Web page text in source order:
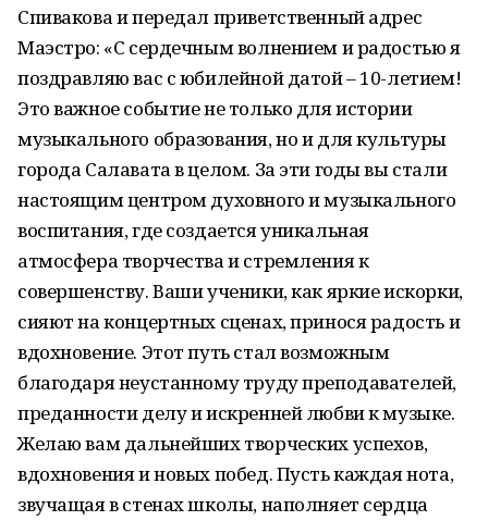
Спивакова и передал приветственный адрес
Маэстро: «С сердечным волнением и радостью я
поздравляю вас с юбилейной датой – 10-летием!
Это важное событие не только для истории
музыкального образования, но и для культуры
города Салавата в целом. За эти годы вы стали
настоящим центром духовного и музыкального
воспитания, где создается уникальная
атмосфера творчества и стремления к
совершенству. Ваши ученики, как яркие искорки,
сияют на концертных сценах, принося радость и
вдохновение. Этот путь стал возможным
благодаря неустанному труду преподавателей,
преданности делу и искренней любви к музыке.
Желаю вам дальнейших творческих успехов,
вдохновения и новых побед. Пусть каждая нота,
звучащая в стенах школы, наполняет сердца